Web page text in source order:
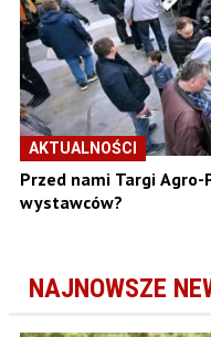
AKTUALNOŚCI
Przed nami Targi
wystawców?
NAJNOWSZE